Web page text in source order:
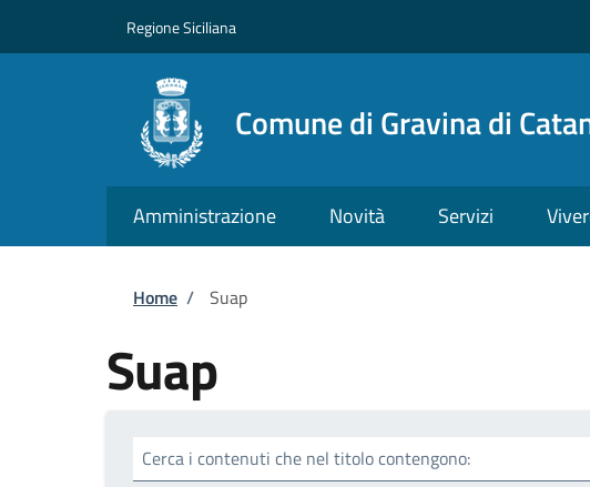
Regione Siciliana
Comune di Gravina di
Amministrazione Novità Servizi
Briciole di pane
Home / Suap
Suap
Cerca i contenuti che nel titolo contengono: